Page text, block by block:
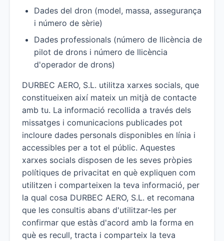
Dades del dron (model, massa, assegurança
i número de sèrie)
Dades professionals (número de llicència de
pilot de drons i número de llicència
d'operador de drons)
DURBEC AERO, S.L. utilitza xarxes socials, que
constitueixen així mateix un mitjà de contacte
amb tu. La informació recollida a través dels
missatges i comunicacions publicades pot
incloure dades personals disponibles en línia i
accessibles per a tot el públic. Aquestes
xarxes socials disposen de les seves pròpies
polítiques de privacitat en què expliquen com
utilitzen i comparteixen la teva informació, per
la qual cosa DURBEC AERO, S.L. et recomana
que les consultis abans d'utilitzar-les per
confirmar que estàs d'acord amb la forma en
què es recull, tracta i comparteix la teva